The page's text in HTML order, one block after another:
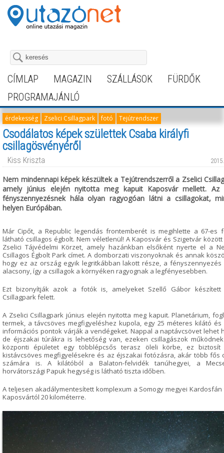
CÍMLAP MAGAZIN SZÁLLÁSOK
FÜRDŐK
PROGRAMAJÁNLÓ
érdekesség Zselici Csillagpark fotó Tejútrendszer
Csodálatos képek születtek Csaba királyfi
csillagösvényéről
Kiss Kriszta
Nem mindennapi képek készültek a Tejútrendszerről a Zselici
amely június elején nyitotta meg kapuit Kaposvár mellett. Az
fényszennyezésnek hála olyan ragyogóan látni a csillagokat,
helyen Európában.
Már Cipőt, a Republic legendás frontemberét is megihlette a 67-es
látható csillagos égbolt. Nem véletlenül! A Kaposvár és Szigetvár
Zselici Tájvédelmi Körzet, amely hazánkban elsőként nyerte el a
Csillagos Égbolt Park címet. A domborzati viszonyoknak és annak
hogy ez az ország egyik legritkábban lakott része, a fényszennyezés
alacsony, így a csillagok a környéken ragyognak a legfényesebben.
Ezt bizonyítják azok a fotók is, amelyeket Szellő Gábor készített
Csillagpark felett.
A Zselici Csillagpark június elején nyitotta meg kapuit. Planetárium,
termek, a távcsöves megfigyeléshez kupola, egy 25 méteres kilátó
információs pontok várják a vendégeket. Nappal a naptávcsövet lehet
de éjszakai túrákra is lehetőség van, ezeken csillagászok
központi épületet egy többlépcsős terasz öleli körbe, ez
kistávcsöves megfigyelésekre és az éjszakai fotózásra, akár több fős
számára is. A kilátóból a Balaton-felvidék tanúhegyei, a
horvátországi Papuk hegység is látható tiszta időben.
A teljesen akadálymentesített komplexum a Somogy megyei
Kaposvártól 20 kilométerre.